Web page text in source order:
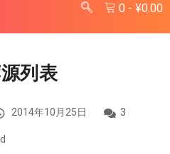
0 - ¥0.00
列表
2014年10月25日 3